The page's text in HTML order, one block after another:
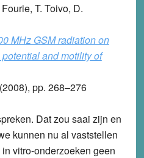
T. Toivo, D.
MHz GSM radiation on
and motility of
pp. 268–276
Dat zou saai zijn en
kunnen nu al vaststellen
vitro-onderzoeken geen